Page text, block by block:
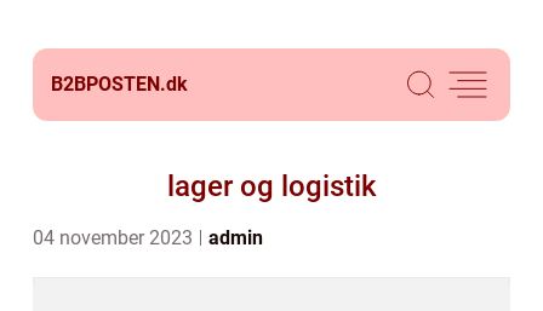
B2BPOSTEN.dk
lager og logistik
04 november 2023 admin